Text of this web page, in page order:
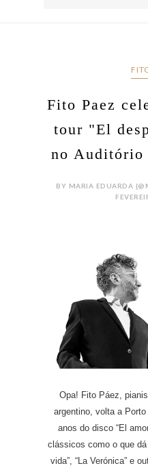
Fito Paez
tour "El
no Auditório
BY MARIA EDUARDA
Opa! Fito Páez,
argentino, volta a
anos do disco “El
clássicos como o que dá
vida”, “La Verónica” e